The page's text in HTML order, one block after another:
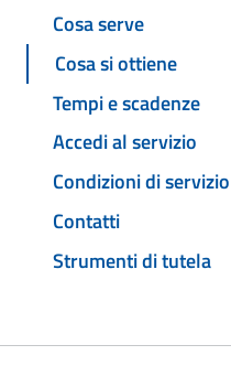
Cosa serve
Cosa si ottiene
Tempi e scadenze
Accedi al servizio
Condizioni di servizio
Contatti
Strumenti di tutela